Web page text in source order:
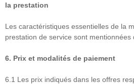
la prestation
Les caractéristiques essentielles de la
prestation de service sont mentionnées
6. Prix et modalités de paiement
6.1 Les prix indiqués dans les offres